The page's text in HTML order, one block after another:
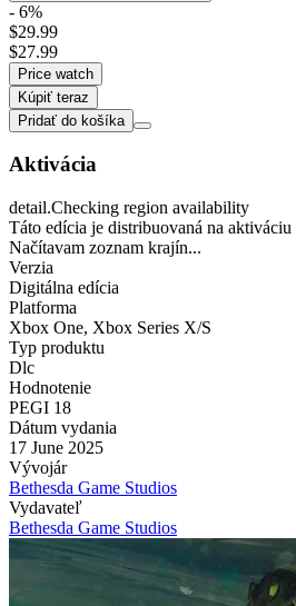
- 6%
$29.99
$27.99
Price watch
Kúpiť teraz
Pridať do košíka
Aktivácia
detail.Checking region availability
Táto edícia je distribuovaná na
Načítavam zoznam krajín...
Verzia
Digitálna edícia
Platforma
Xbox One, Xbox Series X/S
Typ produktu
Dlc
Hodnotenie
PEGI 18
Dátum vydania
17 June 2025
Vývojár
Bethesda Game Studios
Vydavateľ
Bethesda Game Studios